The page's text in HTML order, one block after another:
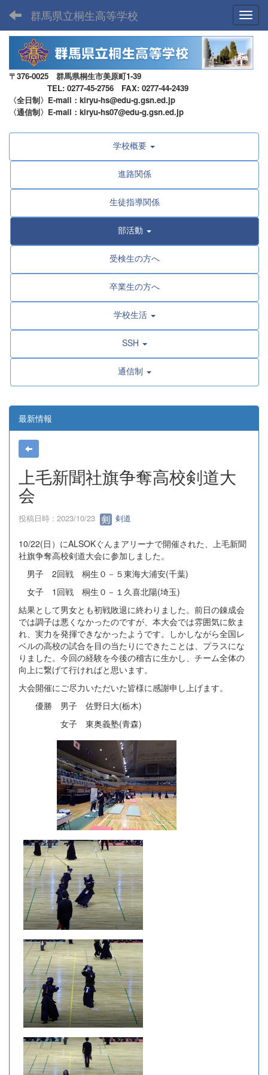
群馬県立桐生高等学校
〒376-0025 群馬県桐生市美原町1-39
TEL: 0277-45-2756 FAX: 0277-44-2439
〈全日制〉E-mail：kiryu-hs@edu-g.gsn.ed.jp
〈通信制〉E-mail：kiryu-hs07@edu-g.gsn.ed.jp
学校概要
進路関係
生徒指導関係
部活動
受検生の方へ
卒業生の方へ
学校生活
SSH
通信制
最新情報
上毛新聞社旗争奪高校剣道大
会
投稿日時 : 2023/10/23 剣道
10/22(日）にALSOKぐんまアリーナで開催された、上毛新聞
社旗争奪高校剣道大会に参加しました。
男子 2回戦 桐生０－５東海大浦安(千葉)
女子 1回戦 桐生０－１久喜北陽(埼玉)
結果として男女とも初戦敗退に終わりました。前日の錬成会
では調子は悪くなかったのですが、本大会では雰囲気に飲ま
れ、実力を発揮できなかったようです。しかしながら全国レ
ベルの高校の試合を目の当たりにできたことは、プラスにな
りました。今回の経験を今後の稽古に生かし、チーム全体の
向上に繋げて行ければと思います。
大会開催にご尽力いただいた皆様に感謝申し上げます。
優勝 男子 佐野日大(栃木)
女子 東奥義塾(青森)